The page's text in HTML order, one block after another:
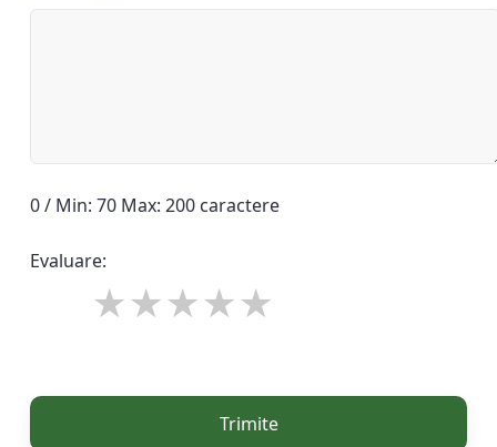
0 / Min: 70 Max: 200 caractere
Evaluare:
Trimite